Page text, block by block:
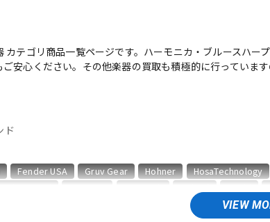
アコ
DTM DTM オンラ
イン納品
テゴリ商品一覧ページです。ハーモニカ・ブルースハ
安心ください。その他楽器の買取も積極的に行っていま
ド
VIEW
Fender USA Gruv Gear Hohner HosaTechnology